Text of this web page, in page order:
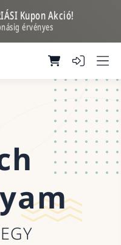
Kupon Akció!
érvényes